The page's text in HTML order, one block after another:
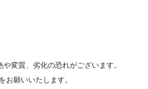
変質、劣化の恐れがございます。
お願いいたします。